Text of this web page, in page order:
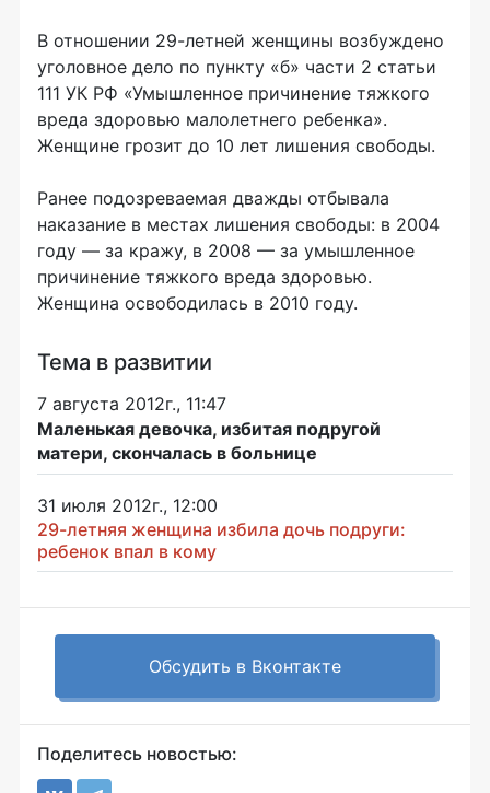
В отношении 29-летней женщины возбуждено
уголовное дело по пункту «б» части 2 статьи
111 УК РФ «Умышленное причинение тяжкого
вреда здоровью малолетнего ребенка».
Женщине грозит до 10 лет лишения свободы.
Ранее подозреваемая дважды отбывала
наказание в местах лишения свободы: в 2004
году — за кражу, в 2008 — за умышленное
причинение тяжкого вреда здоровью.
Женщина освободилась в 2010 году.
Тема в развитии
7 августа 2012г., 11:47
Маленькая девочка, избитая подругой
матери, скончалась в больнице
31 июля 2012г., 12:00
29-летняя женщина избила дочь подруги:
ребенок впал в кому
Обсудить в Вконтакте
Поделитесь новостью: